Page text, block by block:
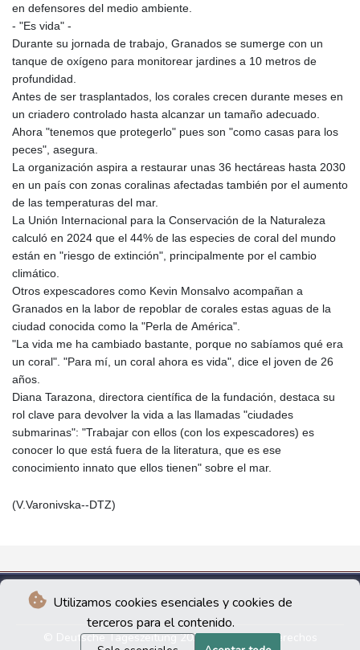
Utilizamos cookies esenciales y cookies de
terceros para el contenido.
en defensores del medio ambiente.
- "Es vida" -
Durante su jornada de trabajo, Granados se sumerge con un
tanque de oxígeno para monitorear jardines a 10 metros de
profundidad.
Antes de ser trasplantados, los corales crecen durante meses en
un criadero controlado hasta alcanzar un tamaño adecuado.
Ahora "tenemos que protegerlo" pues son "como casas para los
peces", asegura.
La organización aspira a restaurar unas 36 hectáreas hasta 2030
en un país con zonas coralinas afectadas también por el aumento
de las temperaturas del mar.
La Unión Internacional para la Conservación de la Naturaleza
calculó en 2024 que el 44% de las especies de coral del mundo
están en "riesgo de extinción", principalmente por el cambio
climático.
Otros expescadores como Kevin Monsalvo acompañan a
Granados en la labor de repoblar de corales estas aguas de la
ciudad conocida como la "Perla de América".
"La vida me ha cambiado bastante, porque no sabíamos qué era
un coral". "Para mí, un coral ahora es vida", dice el joven de 26
años.
Diana Tarazona, directora científica de la fundación, destaca su
rol clave para devolver la vida a las llamadas "ciudades
submarinas": "Trabajar con ellos (con los expescadores) es
conocer lo que está fuera de la literatura, que es ese
conocimiento innato que ellos tienen" sobre el mar.
(V.Varonivska--DTZ)
© Deutsche Tageszeitung 2026 - Todos los derechos